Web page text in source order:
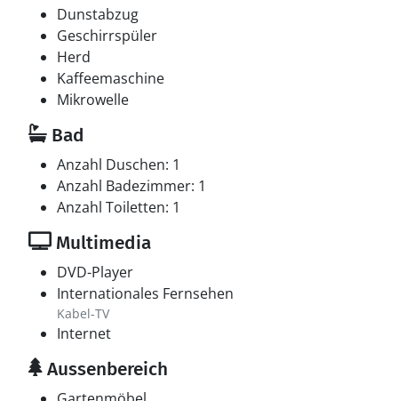
Dunstabzug
Geschirrspüler
Herd
Kaffeemaschine
Mikrowelle
Bad
Anzahl Duschen: 1
Anzahl Badezimmer: 1
Anzahl Toiletten: 1
Multimedia
DVD-Player
Internationales Fernsehen
Kabel-TV
Internet
Aussenbereich